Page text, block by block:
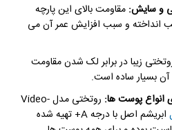
و سایش: مقاومت بالای این پارچه
انداخته و سبب افزایش عمر آن می
زیبا در برابر لک شدن مقاومت
بسیار ساده است.
پوست ها:
روتختی مدل Video-
ابریشم اصل با درجه A+ تهیه شده